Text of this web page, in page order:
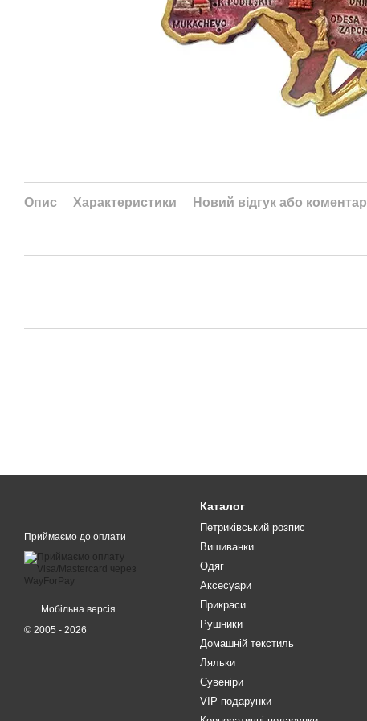
Опис Характеристики Новий відгук або коментар
Приймаємо до оплати
Мобільна версія
© 2005 - 2026
Каталог
Петриківський розпис
Вишиванки
Одяг
Аксесуари
Прикраси
Рушники
Домашній текстиль
Ляльки
Сувеніри
VIP подарунки